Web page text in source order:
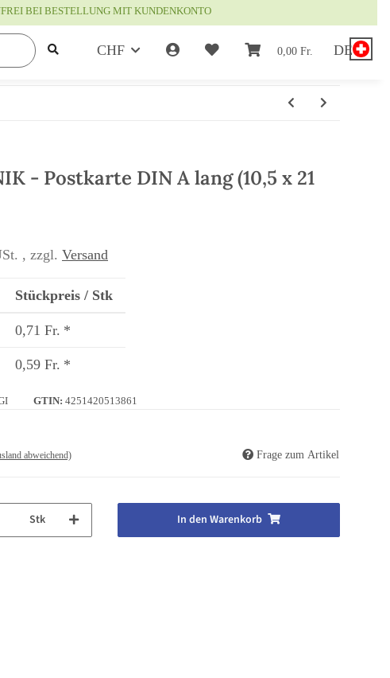
BEI BESTELLUNG MIT KUNDENKONTO
CHF 0,00 Fr. DE
- Postkarte DIN A lang (10,5 x 21
, zzgl. Versand
Stückpreis / Stk
0,71 Fr. *
0,59 Fr. *
GTIN: 4251420513861
abweichend) Frage zum Artikel
Stk In den Warenkorb